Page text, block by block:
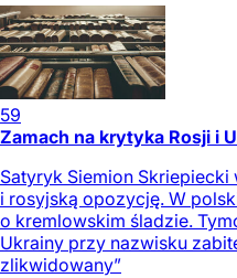
59
Zamach na krytyka Rosji i
Satyryk Siemion Skriepiecki
i rosyjską opozycję. W
o kremlowskim śladzie.
Ukrainy przy nazwisku
zlikwidowany”